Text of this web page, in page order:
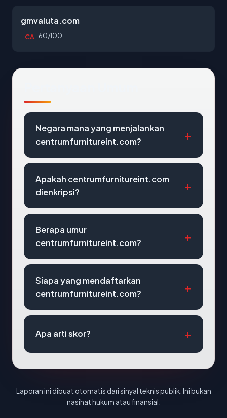
gmvaluta.com
CA 60/100
Negara mana yang menjalankan
centrumfurnitureint.com?
Apakah centrumfurnitureint.com
dienkripsi?
Berapa umur
centrumfurnitureint.com?
Siapa yang mendaftarkan
centrumfurnitureint.com?
Apa arti skor?
Laporan ini dibuat otomatis dari sinyal teknis publik. Ini bukan
nasihat hukum atau finansial.